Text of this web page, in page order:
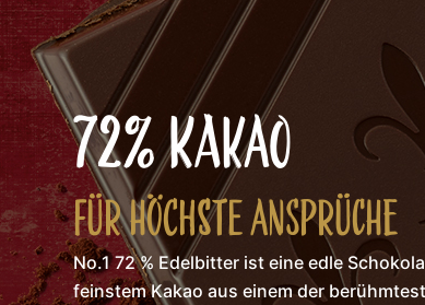
72% KAKAO
FÜR HÖCHSTE ANSPRÜCHE
No.1 72 % Edelbitter ist eine edle
feinstem Kakao aus einem der